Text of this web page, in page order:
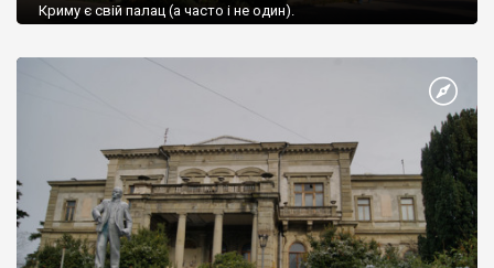
Криму є свій палац (а часто і не один).